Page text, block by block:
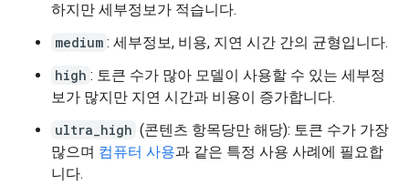
하지만 세부정보가 적습니다.
medium : 세부정보, 비용, 지연 시간 간의 균형입니다.
high : 토큰 수가 많아 모델이 사용할 수 있는 세부정
보가 많지만 지연 시간과 비용이 증가합니다.
ultra_high (콘텐츠 항목당만 해당): 토큰 수가 가장
많으며 컴퓨터 사용과 같은 특정 사용 사례에 필요합
니다.